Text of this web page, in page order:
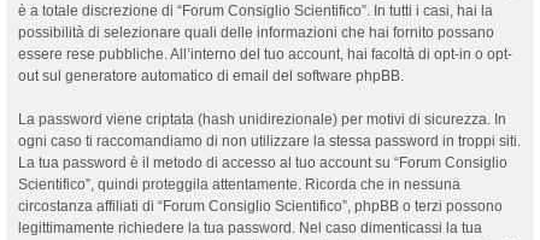
è a totale discrezione di “Forum Consiglio Scientifico”. In tutti i casi, hai la
possibilità di selezionare quali delle informazioni che hai fornito possano
essere rese pubbliche. All’interno del tuo account, hai facoltà di opt-in o opt-
out sul generatore automatico di email del software phpBB.
La password viene criptata (hash unidirezionale) per motivi di sicurezza. In
ogni caso ti raccomandiamo di non utilizzare la stessa password in troppi siti.
La tua password è il metodo di accesso al tuo account su “Forum Consiglio
Scientifico”, quindi proteggila attentamente. Ricorda che in nessuna
circostanza affiliati di “Forum Consiglio Scientifico”, phpBB o terzi possono
legittimamente richiedere la tua password. Nel caso dimenticassi la tua